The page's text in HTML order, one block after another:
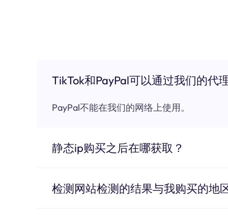
TikTok和PayPal可以通过我们的代
PayPal不能在我们的网络上使用。
静态ip购买之后在哪获取？
检测网站检测的结果与我购买的地